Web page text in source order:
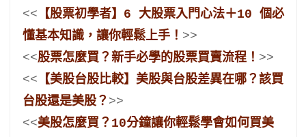
<< 【股票初學者】6 大股票入門心法＋10 個必
懂基本知識，讓你輕鬆上手！ >>
<<股票怎麼買？新手必學的股票買賣流程！ >>
<< 【美股台股比較】美股與台股差異在哪？該買
台股還是美股？ >>
<<美股怎麼買？10分鐘讓你輕鬆學會如何買美